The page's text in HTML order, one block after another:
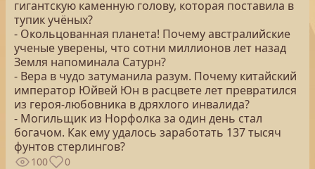
гигантскую каменную голову, которая поставила в
тупик учёных?
- Окольцованная планета! Почему австралийские
ученые уверены, что сотни миллионов лет назад
Земля напоминала Сатурн?
- Вера в чудо затуманила разум. Почему китайский
император Юйвей Юн в расцвете лет превратился
из героя-любовника в дряхлого инвалида?
- Могильщик из Норфолка за один день стал
богачом. Как ему удалось заработать 137 тысяч
фунтов стерлингов?
100 0